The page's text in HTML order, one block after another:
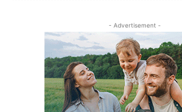
- Advertisement -